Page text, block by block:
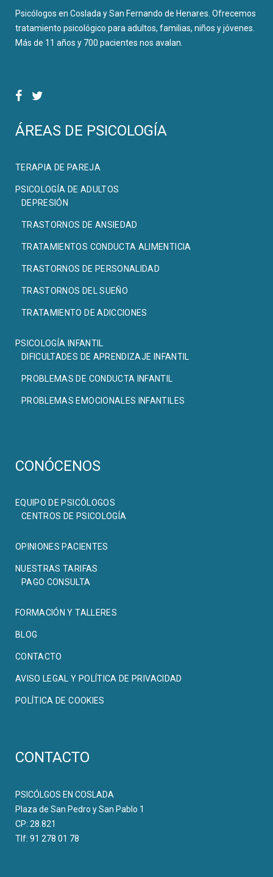
Psicólogos en Coslada y San Fernando de Henares. Ofrecemos
tratamiento psicológico para adultos, familias, niños y jóvenes.
Más de 11 años y 700 pacientes nos avalan.
ÁREAS DE PSICOLOGÍA
TERAPIA DE PAREJA
PSICOLOGÍA DE ADULTOS
DEPRESIÓN
TRASTORNOS DE ANSIEDAD
TRATAMIENTOS CONDUCTA ALIMENTICIA
TRASTORNOS DE PERSONALIDAD
TRASTORNOS DEL SUEÑO
TRATAMIENTO DE ADICCIONES
PSICOLOGÍA INFANTIL
DIFICULTADES DE APRENDIZAJE INFANTIL
PROBLEMAS DE CONDUCTA INFANTIL
PROBLEMAS EMOCIONALES INFANTILES
CONÓCENOS
EQUIPO DE PSICÓLOGOS
CENTROS DE PSICOLOGÍA
OPINIONES PACIENTES
NUESTRAS TARIFAS
PAGO CONSULTA
FORMACIÓN Y TALLERES
BLOG
CONTACTO
AVISO LEGAL Y POLÍTICA DE PRIVACIDAD
POLÍTICA DE COOKIES
CONTACTO
PSICÓLGOS EN COSLADA
Plaza de San Pedro y San Pablo 1
CP: 28.821
Tlf: 91 278 01 78